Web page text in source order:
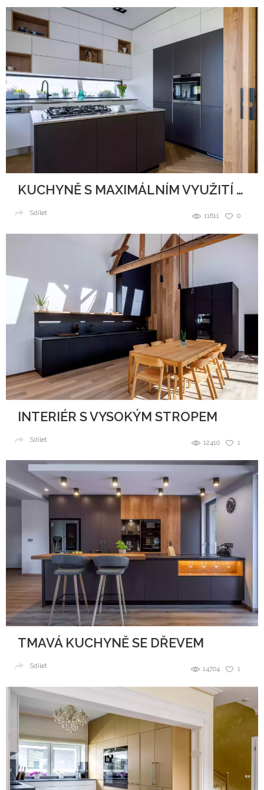
KUCHYNĚ S MAXIMÁLNÍM VYUŽITÍ PROSTORU
0
11611
Sdílet
INTERIÉR S VYSOKÝM STROPEM
1
12410
Sdílet
TMAVÁ KUCHYNĚ SE DŘEVEM
1
14704
Sdílet